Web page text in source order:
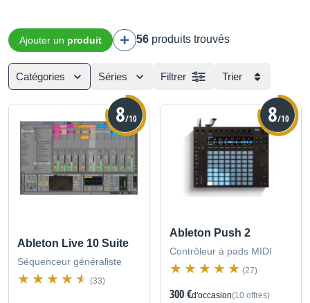
Ajouter un produit 56 produits trouvés
Catégories Séries Filtrer Trier
8/10
Ableton Live 10 Suite
Séquenceur généraliste
(33)
8/10
Ableton Push 2
Contrôleur à pads MIDI
(27)
300 €d'occasion(10 offres)